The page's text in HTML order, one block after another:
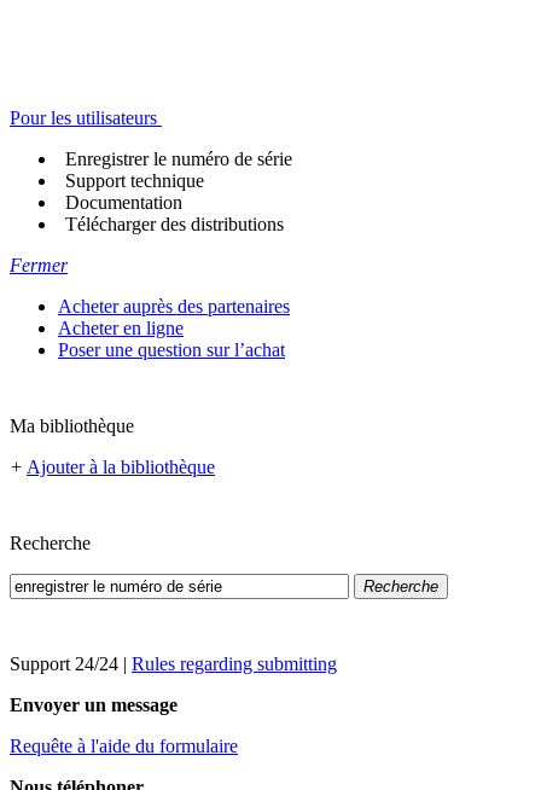
Pour les utilisateurs
Enregistrer le numéro de série
Support technique
Documentation
Télécharger des distributions
Fermer
Acheter auprès des partenaires
Acheter en ligne
Poser une question sur l’achat
Ma bibliothèque
+ Ajouter à la bibliothèque
Recherche
Recherche
Support 24/24 | Rules regarding submitting
Envoyer un message
Requête à l'aide du formulaire